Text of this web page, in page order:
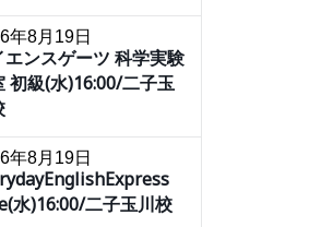
年8月19日
エンスゲーツ 科学実験
初級(水)16:00/二子玉
年8月19日
水)16:00/二子玉川校